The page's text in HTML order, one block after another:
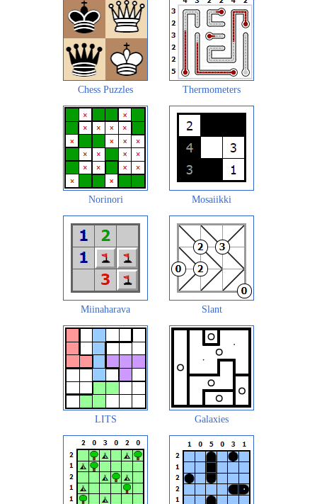
Chess Puzzles Thermometers
Norinori Mosaiikki
Miinaharava Slant
LITS Galaxies